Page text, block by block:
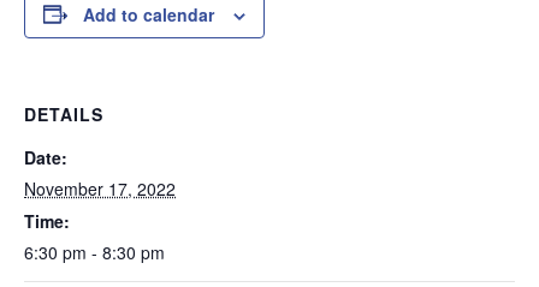
Add to calendar
DETAILS
Date:
November 17, 2022
Time:
6:30 pm - 8:30 pm